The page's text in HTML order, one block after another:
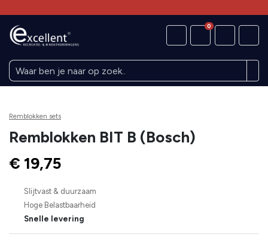
0
Remblokken sets
Remblokken BIT B (Bosch)
Slijtvast & duurzaam
Hoge Belastbaarheid
Snelle levering
€ 19,75